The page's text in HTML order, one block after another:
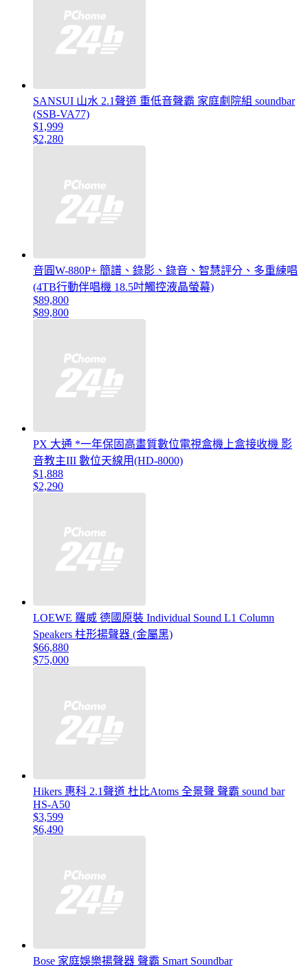
SANSUI 山水 2.1聲道 重低音聲霸 家庭劇院組 soundbar
(SSB-VA77)
$1,999
$2,280
音圓W-880P+ 簡譜、錄影、錄音、智慧評分、多重練唱
(4TB行動伴唱機 18.5吋觸控液晶螢幕)
$89,800
$89,800
PX 大通 *一年保固高畫質數位電視盒機上盒接收機 影
音教主III 數位天線用(HD-8000)
$1,888
$2,290
LOEWE 羅威 德國原裝 Individual Sound L1 Column
Speakers 柱形揚聲器 (金屬黑)
$66,880
$75,000
Hikers 惠科 2.1聲道 杜比Atoms 全景聲 聲霸 sound bar
HS-A50
$3,599
$6,490
Bose 家庭娛樂揚聲器 聲霸 Smart Soundbar